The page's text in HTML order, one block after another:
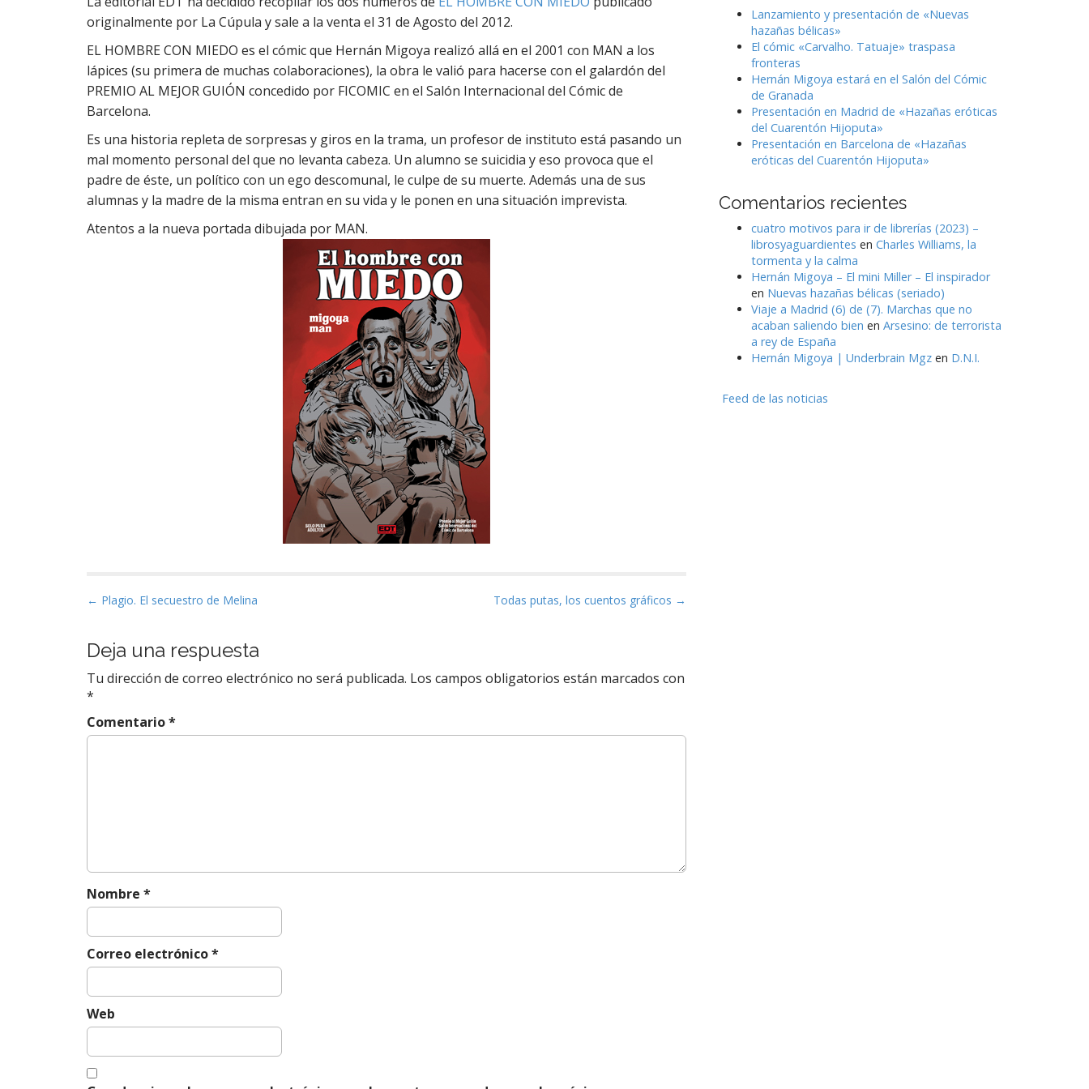
originalmente por La Cúpula y sale a la venta el 31 de Agosto del 2012.
EL HOMBRE CON MIEDO es el cómic que Hernán Migoya realizó allá en el 2001 con MAN a los
lápices (su primera de muchas colaboraciones), la obra le valió para hacerse con el galardón del
PREMIO AL MEJOR GUIÓN concedido por FICOMIC en el Salón Internacional del Cómic de
Barcelona.
Es una historia repleta de sorpresas y giros en la trama, un profesor de instituto está pasando un
mal momento personal del que no levanta cabeza. Un alumno se suicidia y eso provoca que el
padre de éste, un político con un ego descomunal, le culpe de su muerte. Además una de sus
alumnas y la madre de la misma entran en su vida y le ponen en una situación imprevista.
Atentos a la nueva portada dibujada por MAN.
P
s
t
n
v
n
← Plagio. El secuestro de Melina Todas putas, los cuentos gráficos →
Deja una respuesta
Tu dirección de correo electrónico no será publicada. Los campos obligatorios están marcados con
*
Comentario*
Nombre *
Correo electrónico*
Web
Lanzamiento y presentación de «Nuevas
hazañas bélicas»
El cómic «Carvalho. Tatuaje» traspasa
fronteras
Hernán Migoya estará en el Salón del Cómic
de Granada
Presentación en Madrid de «Hazañas eróticas
del Cuarentón Hijoputa»
Presentación en Barcelona de «Hazañas
eróticas del Cuarentón Hijoputa»
Comentarios recientes
cuatro motivos para ir de librerías (2023) –
librosyaguardientes en Charles Williams, la
tormenta y la calma
Hernán Migoya – El mini Miller – El inspirador
en Nuevas hazañas bélicas (seriado)
Viaje a Madrid (6) de (7). Marchas que no
acaban saliendo bien en Arsesino: de terrorista
a rey de España
Hernán Migoya | Underbrain Mgz en D.N.I.
Feed de las noticias